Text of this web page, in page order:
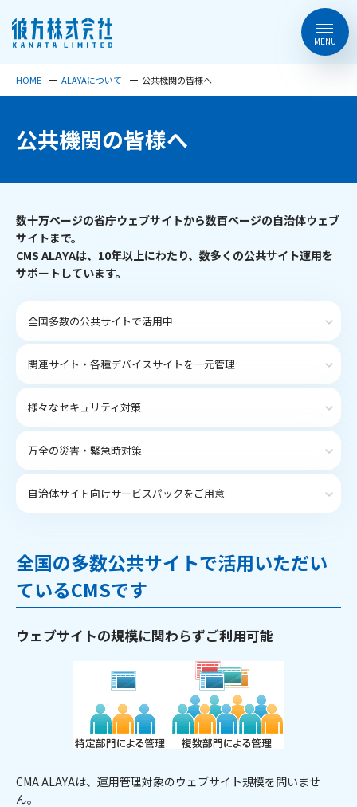
HOME ALAYAについて 公共機関の皆様へ
公共機関の皆様へ
数十万ページの省庁ウェブサイトから数百ページの自治体ウェブ
サイトまで。
CMS ALAYAは、10年以上にわたり、数多くの公共サイト運用を
サポートしています。
全国多数の公共サイトで活用中
関連サイト・各種デバイスサイトを一元管理
様々なセキュリティ対策
万全の災害・緊急時対策
自治体サイト向けサービスパックをご用意
全国の多数公共サイトで活用いただい
ているCMSです
ウェブサイトの規模に関わらずご利用可能
CMA ALAYAは、運用管理対象のウェブサイト規模を問いませ
ん。